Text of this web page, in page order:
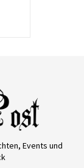
Events und